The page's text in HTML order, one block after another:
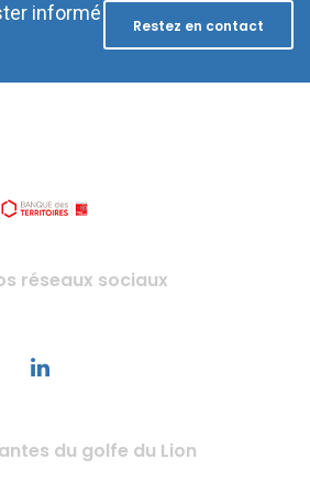
informé
Restez en contact
réseaux sociaux
du golfe du Lion